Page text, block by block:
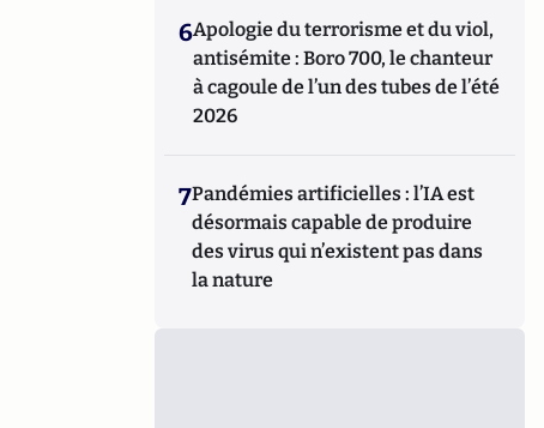
6Apologie du terrorisme et du viol,
antisémite : Boro 700, le chanteur
à cagoule de l’un des tubes de l’été
2026
7Pandémies artificielles : l’IA est
désormais capable de produire
des virus qui n’existent pas dans
la nature